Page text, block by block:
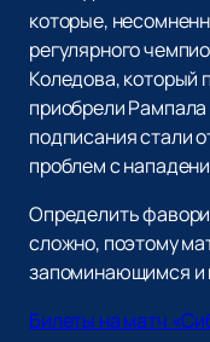
которые,
регулярного
Коледова, который
приобрели
подписания стали
проблем с
Определить
сложно, поэтому
запоминающимся и
Билеты на матч